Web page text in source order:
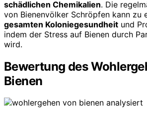
schädlichen Chemikalien. Die
von Bienenvölker Schröpfen kann zu
gesamten Koloniegesundheit und
indem der Stress auf Bienen durch
wird.
Bewertung des
Bienen